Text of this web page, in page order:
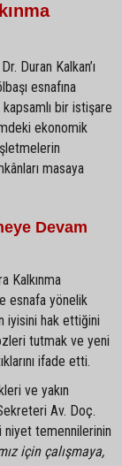
Duran Kalkan’ı
esnafına
bir istişare
ekonomik
masaya
Devam
Kalkınma
esnafa yönelik
iyisini hak ettiğini
tutmak ve yeni
ifade etti.
ve yakın
Av. Doç.
niyet temennilerinin
için çalışmaya,